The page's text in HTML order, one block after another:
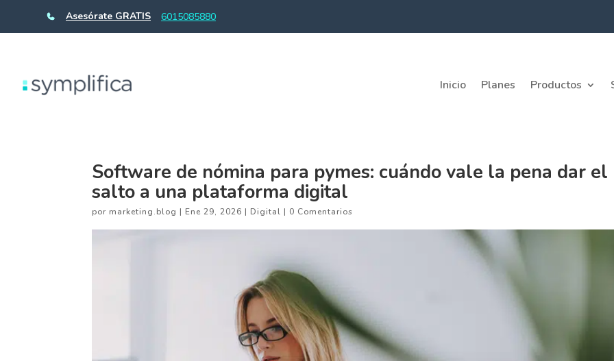
Inicio Planes Productos
Software de nómina para pymes: cuándo vale la pena dar el
salto a una plataforma digital
por marketing.blog | Ene 29, 2026 | Digital | 0 Comentarios
Asesórate GRATIS 6015085880